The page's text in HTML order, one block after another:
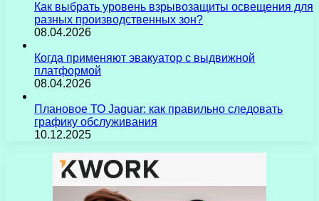
Как выбрать уровень взрывозащиты освещения для
разных производственных зон?
08.04.2026
Когда применяют эвакуатор с выдвижной
платформой
08.04.2026
Плановое ТО Jaguar: как правильно следовать
графику обслуживания
10.12.2025